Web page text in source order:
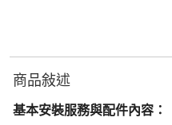
商品敍述
基本安裝服務與配件內容：